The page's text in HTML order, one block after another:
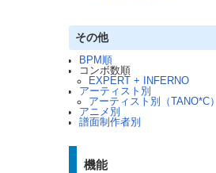
その他
BPM順
コンボ数順
EXPERT + INFERNO
アーティスト別
アーティスト別（TANO*C）
アニメ別
譜面制作者別
機能